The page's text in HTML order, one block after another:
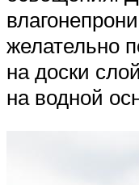
желательно
на доски
на водной